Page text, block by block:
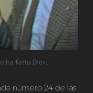
ha fatto Dio».
número 24 de las